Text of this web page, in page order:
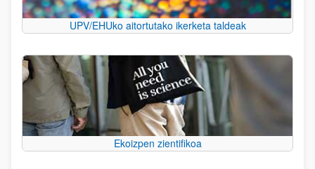
UPV/EHUko aitortutako ikerketa taldeak
Ekoizpen zientifikoa